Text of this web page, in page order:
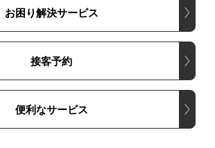
お困り解決サービス
接客予約
便利なサービス